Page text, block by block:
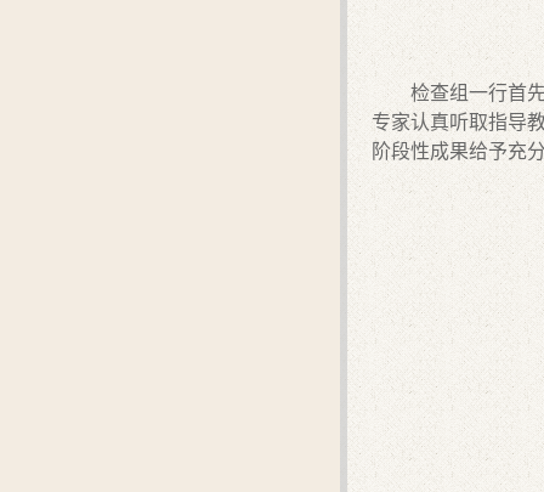
检查组一行首
专家认真听取指导
阶段性成果给予充